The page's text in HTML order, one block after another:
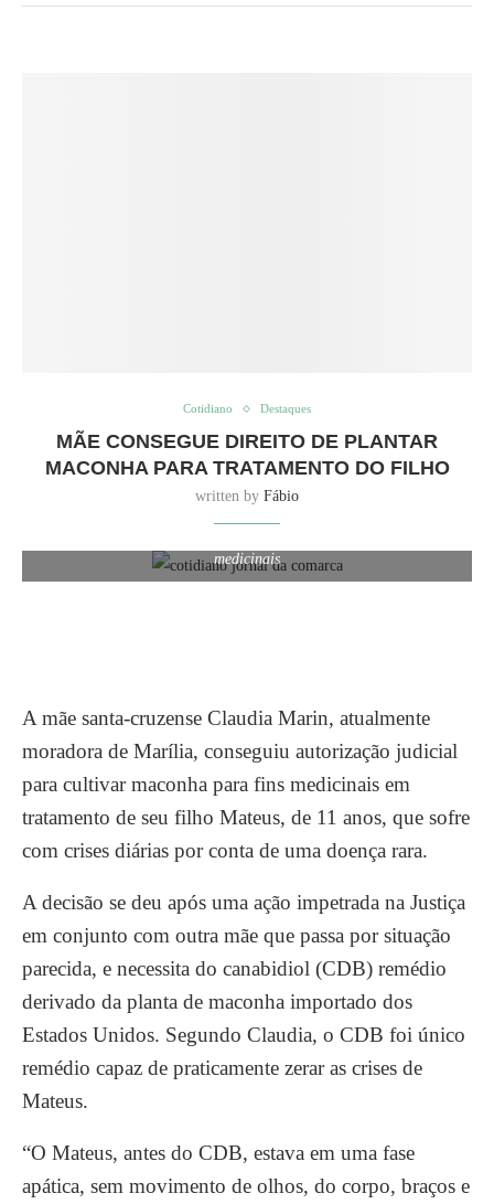
Cotidiano Destaques
MÃE CONSEGUE DIREITO DE PLANTAR
MACONHA PARA TRATAMENTO DO FILHO
written by Fábio
medicinais
A mãe santa-cruzense Claudia Marin, atualmente
moradora de Marília, conseguiu autorização judicial
para cultivar maconha para fins medicinais em
tratamento de seu filho Mateus, de 11 anos, que sofre
com crises diárias por conta de uma doença rara.
A decisão se deu após uma ação impetrada na Justiça
em conjunto com outra mãe que passa por situação
parecida, e necessita do canabidiol (CDB) remédio
derivado da planta de maconha importado dos
Estados Unidos. Segundo Claudia, o CDB foi único
remédio capaz de praticamente zerar as crises de
Mateus.
“O Mateus, antes do CDB, estava em uma fase
apática, sem movimento de olhos, do corpo, braços e